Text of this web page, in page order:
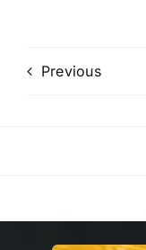
Previous